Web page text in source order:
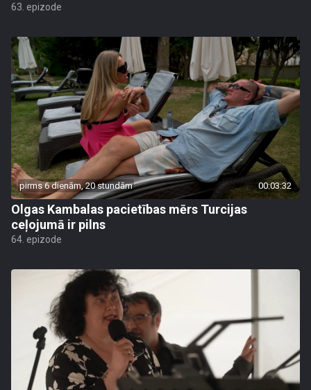
63. epizode
pirms 6 dienām, 20 stundām 00:03:32
Olgas Kambalas pacietības mērs Turcijas
ceļojumā ir pilns
64. epizode